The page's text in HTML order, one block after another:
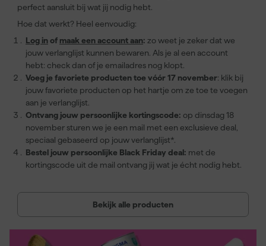
perfect aansluit bij wat jij nodig hebt.
Hoe dat werkt? Heel eenvoudig:
Log inof maak een account aan: zo weet je zeker dat we
jouw verlanglijst kunnen bewaren. Als je al een account
hebt: check dan of je emailadres nog klopt.
Voeg je favoriete producten toe vóór 17 november: klik bij
jouw favoriete producten op het hartje om ze toe te voegen
aan je verlanglijst.
Ontvang jouw persoonlijke kortingscode: op dinsdag 18
november sturen we je een mail met een exclusieve deal,
speciaal gebaseerd op jouw verlanglijst*.
Bestel jouw persoonlijke Black Friday deal: met de
kortingscode uit de mail ontvang jij wat je écht nodig hebt.
Bekijk alle producten